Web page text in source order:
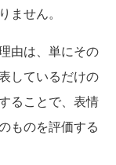
ません。
由は、単にその
しているだけの
ることで、表情
ものを評価する